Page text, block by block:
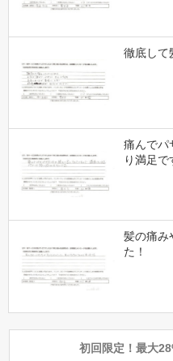
徹底して
痛んでパ
り満足で
髪の痛み
た！
初回限定！最大